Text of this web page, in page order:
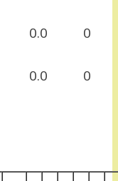
0.0 0
0.0
0